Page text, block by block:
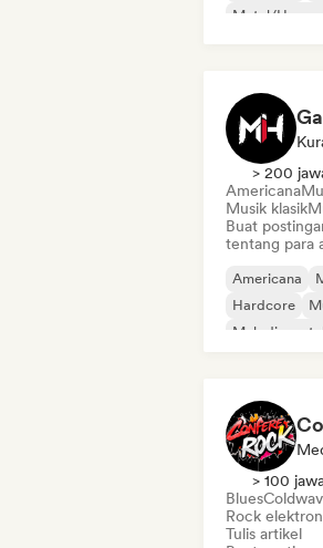
Metal/Heavy
> 200
Americana
Musik klasik
Buat
tentang para
Americana
Hardcore
Melodic
> 100
Blues
Rock
Tulis artikel